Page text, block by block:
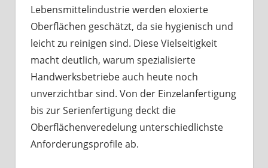
Lebensmittelindustrie werden eloxierte
Oberflächen geschätzt, da sie hygienisch und
leicht zu reinigen sind. Diese Vielseitigkeit
macht deutlich, warum spezialisierte
Handwerksbetriebe auch heute noch
unverzichtbar sind. Von der Einzelanfertigung
bis zur Serienfertigung deckt die
Oberflächenveredelung unterschiedlichste
Anforderungsprofile ab.